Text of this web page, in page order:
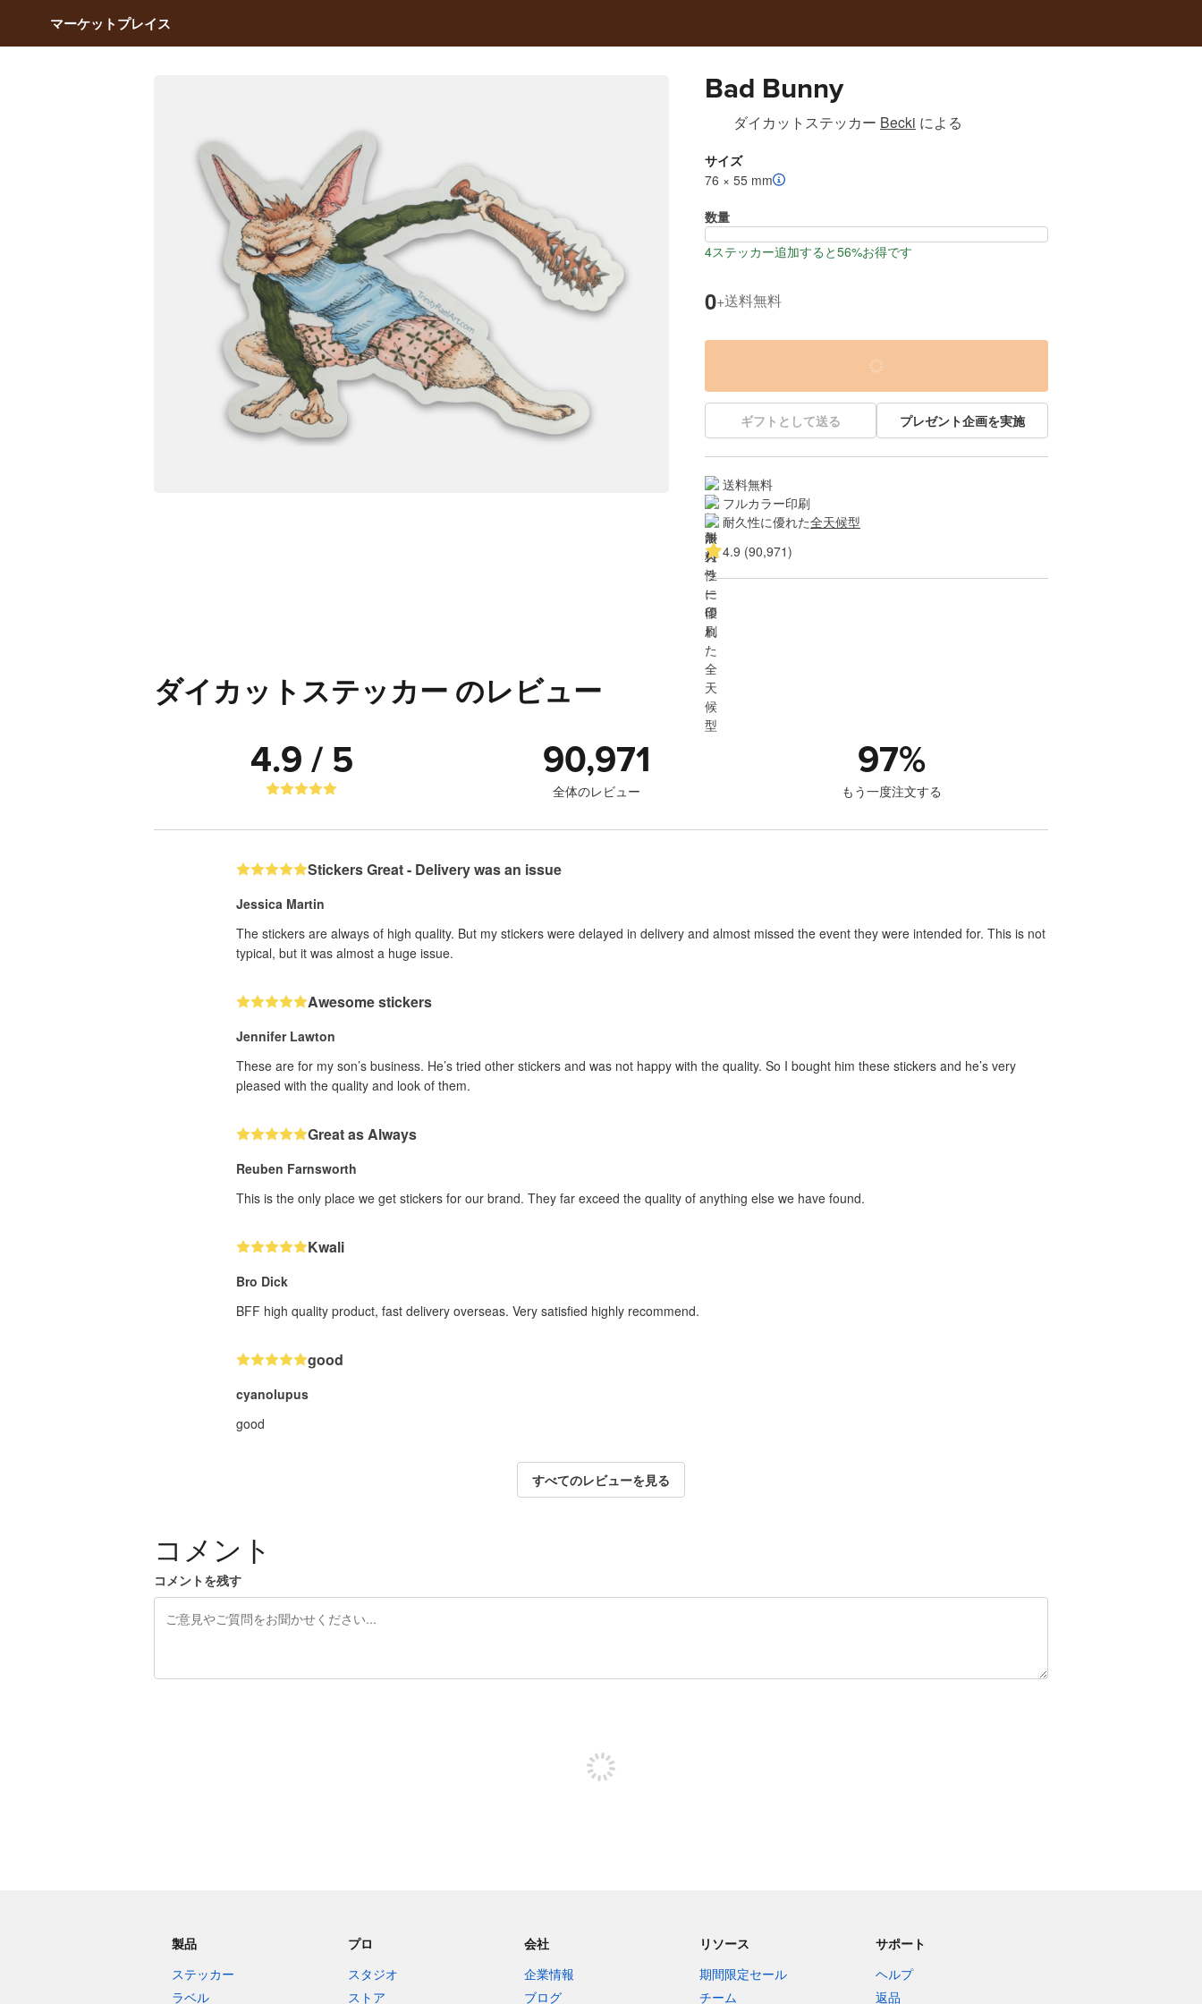
マーケットプレイス
Bad Bunny
ダイカットステッカー Becki による
サイズ
76 × 55 mm
数量
4ステッカー追加すると56%お得です
0+送料無料
ギフトとして送る プレゼント企画を実施
送料無料
フルカラー印刷
耐久性に優れた全天候型
4.9 (90,971)
ダイカットステッカー のレビュー
4.9 / 5 90,971
全体のレビュー
97%
もう一度注文する
Stickers Great - Delivery was an issue
Jessica Martin
The stickers are always of high quality. But my stickers were delayed in delivery and almost missed the event they were intended for. This is not
typical, but it was almost a huge issue.
Awesome stickers
Jennifer Lawton
These are for my son’s business. He’s tried other stickers and was not happy with the quality. So I bought him these stickers and he’s very
pleased with the quality and look of them.
Great as Always
Reuben Farnsworth
This is the only place we get stickers for our brand. They far exceed the quality of anything else we have found.
Kwali
Bro Dick
BFF high quality product, fast delivery overseas. Very satisfied highly recommend.
good
cyanolupus
good
すべてのレビューを見る
コメント
コメントを残す
製品
ステッカー
ラベル
プロ
スタジオ
ストア
会社
企業情報
ブログ
リソース
期間限定セール
チーム
サポート
ヘルプ
返品